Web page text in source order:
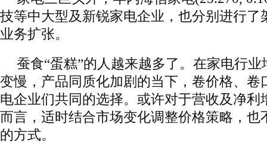
技等中大型及新锐家电企业，也分别进行了
业务扩张。
蚕食“蛋糕”的人越来越多了。在家电行
变慢，产品同质化加剧的当下，卷价格、卷
电企业们共同的选择。或许对于营收及净利
而言，适时结合市场变化调整价格策略，也
的方式。